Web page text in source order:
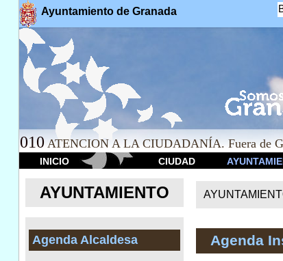
Ayuntamiento de Granada
010 ATENCION A LA CIUDADANÍA. Fuera de
INICIO CIUDAD
AYUNTAMIENTO
Agenda Alcaldesa Agenda